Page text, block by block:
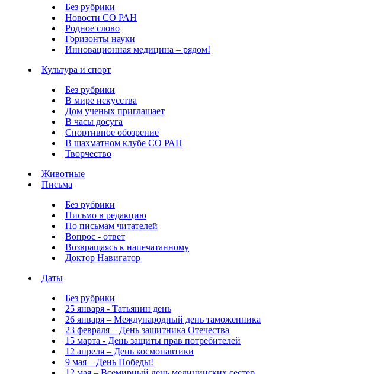
Без рубрики
Новости СО РАН
Родное слово
Горизонты науки
Инновационная медицина – рядом!
Культура и спорт
Без рубрики
В мире искусства
Дом ученых приглашает
В часы досуга
Спортивное обозрение
В шахматном клубе СО РАН
Творчество
Животные
Письма
Без рубрики
Письмо в редакцию
По письмам читателей
Вопрос - ответ
Возвращаясь к напечатанному
Доктор Навигатор
Даты
Без рубрики
25 января - Татьянин день
26 января – Международный день таможенника
23 февраля – День защитника Отечества
15 марта - День защиты прав потребителей
12 апреля – День космонавтики
9 мая – День Победы!